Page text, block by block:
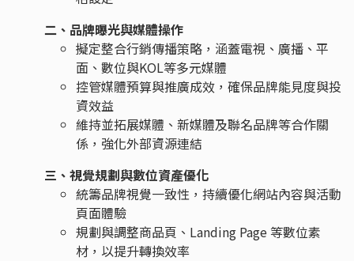
二、品牌曝光與媒體操作
擬定整合行銷傳播策略，涵蓋電視、廣播、平
面、數位與KOL等多元媒體
控管媒體預算與推廣成效，確保品牌能見度與投
資效益
維持並拓展媒體、新媒體及聯名品牌等合作關
係，強化外部資源連結
三、視覺規劃與數位資產優化
統籌品牌視覺一致性，持續優化網站內容與活動
頁面體驗
規劃與調整商品頁、Landing Page 等數位素
材，以提升轉換效率